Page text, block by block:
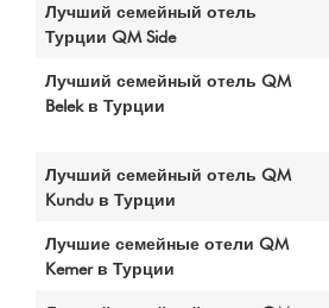
QM Katalog
Ödül Töreni
QM AWARDS 2014
QM AWARDS 2013
Ödül Töreni
QM AWARDS 2012
Лучший семейный отель
Турции QM Side
Лучший семейный отель QM
Belek в Турции
Лучший семейный отель QM
Kundu в Турции
Лучшие семейные отели QM
Kemer в Турции